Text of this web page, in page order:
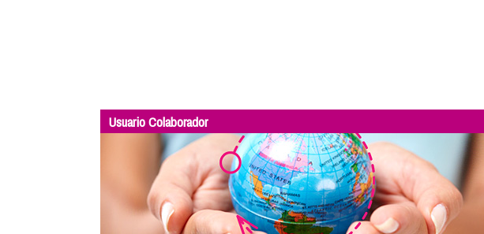
Usuario Colaborador